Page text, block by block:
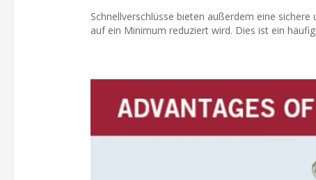
Schnellverschlüsse bieten außerdem eine
auf ein Minimum reduziert wird. Dies ist ein